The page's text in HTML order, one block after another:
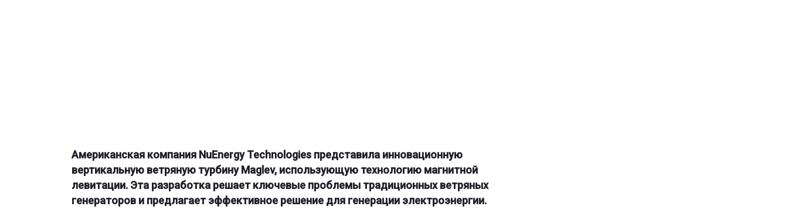
Американская компания NuEnergy Technologies представила инновационную
вертикальную ветряную турбинуMaglev, использующую технологию магнитной
левитации. Эта разработка решает ключевые проблемы традиционных ветряных
генераторов и предлагает эффективное решение для генерации электроэнергии.